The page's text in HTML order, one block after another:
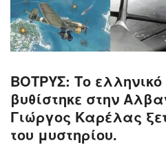
ENJOY!
ΒΟΤΡΥΣ: Το
βυθίστηκε στην
Γιώργος Καρέλας
του μυστηρίου.